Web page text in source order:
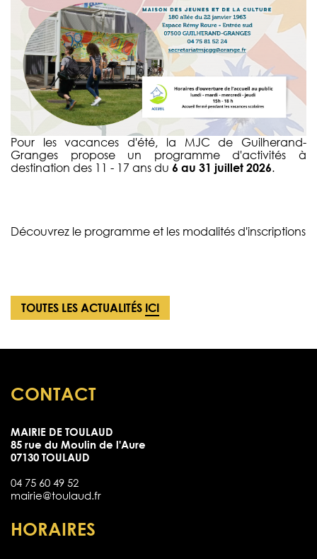
Pour les vacances d'été, la MJC de Guilherand-
Granges propose un programme d'activités à
destination des 11 - 17 ans du 6 au 31 juillet 2026.
Découvrez le programme et les modalités d'inscriptions
TOUTES LES ACTUALITÉS ICI
CONTACT
MAIRIE DE TOULAUD
85 rue du Moulin de l'Aure
07130 TOULAUD
04 75 60 49 52
mairie@toulaud.fr
HORAIRES